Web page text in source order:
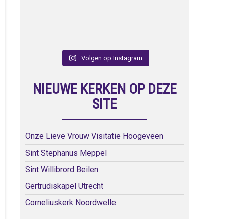
Volgen op Instagram
NIEUWE KERKEN OP DEZE
SITE
Onze Lieve Vrouw Visitatie Hoogeveen
Sint Stephanus Meppel
Sint Willibrord Beilen
Gertrudiskapel Utrecht
Corneliuskerk Noordwelle